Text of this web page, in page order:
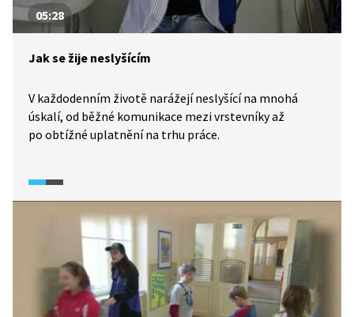
05:28
Jak se žije neslyšícím
V každodenním životě narážejí neslyšící na mnohá
úskalí, od běžné komunikace mezi vrstevníky až
po obtížné uplatnění na trhu práce.